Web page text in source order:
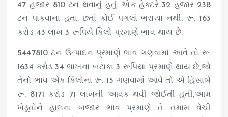
47 હજાર 810 ટન થવાનું હતું. એક હેક્ટરે 32 હજાર 238
ટન પાકવાના હતા. છતાં કોઈ પગલાં ભરાયા નથી. રૂ. 163
કરોડ 43 લાખ 3 રૂપિયે કિલો પ્રમાણે ભાવ થાય છે.
5447810 ટન ઉત્પાદન પ્રમાણે ભાવ ગણવામાં આવે તો રૂ.
1634 કરોડ 34 લાખના બટાકા 3 રૂપિયા પ્રમાણે થાય છે,જો
તેનો ભાવ એક કિલોના રૂ. 15 ગણવામાં આવે તો એ હિસાબે
રૂ. 8171 કરોડ 71 લાખની આવક થવી જોઈતી હતી,આમ
ખેડૂતોને હાલના બજાર ભાવ પ્રમાણે તે તમામ વેચી